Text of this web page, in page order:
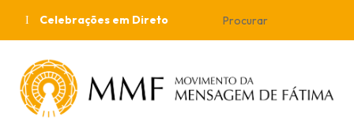
Celebrações em Direto